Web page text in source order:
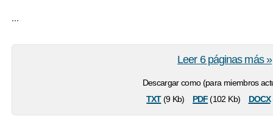
...
Descargar como (para miembros
txt(9 Kb) pdf(102 Kb) docx
Leer 6 páginas más »